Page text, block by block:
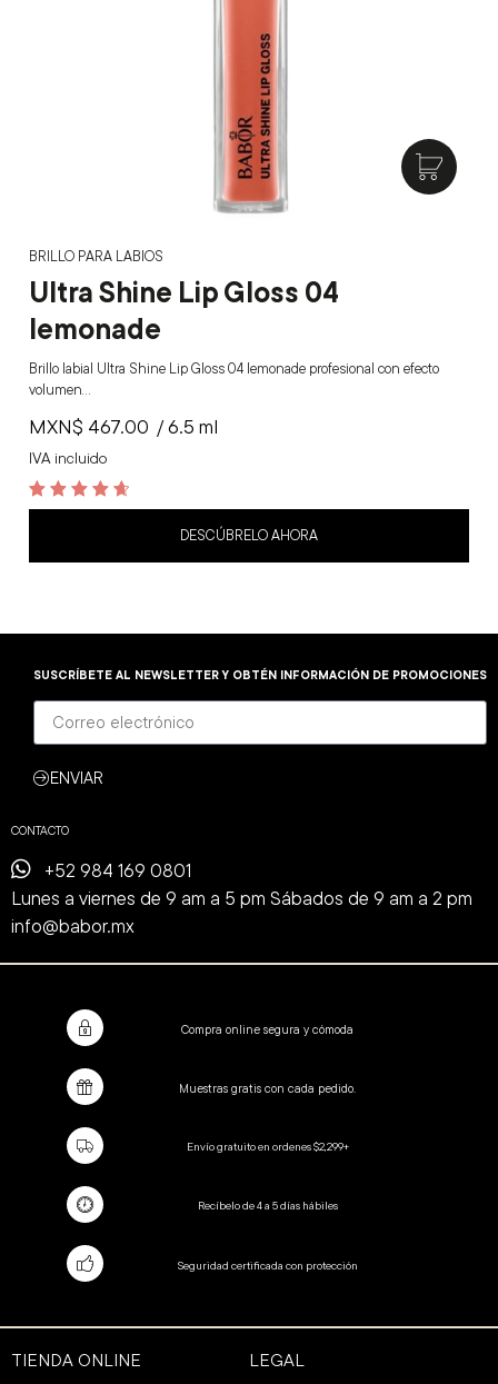
BRILLO PARA LABIOS
Ultra Shine Lip Gloss 04
lemonade
Brillo labial Ultra Shine Lip Gloss 04 lemonade profesional con efecto
volumen…
MXN$ 467.00
IVA incluido
/ 6.5 ml
4.8
DESCÚBRELO AHORA
SUSCRÍBETE AL NEWSLETTER Y OBTÉN INFORMACIÓN DE PROMOCIONES
ENVIAR
CONTACTO
+52 984 169 0801
Lunes a viernes de 9 am a 5 pm Sábados de 9 am a 2 pm
info@babor.mx
Compra online segura y cómoda
Muestras gratis con cada pedido.
Envío gratuito en ordenes $2,299+
Recíbelo de 4 a 5 días hábiles
Seguridad certificada con protección
TIENDA ONLINE LEGAL